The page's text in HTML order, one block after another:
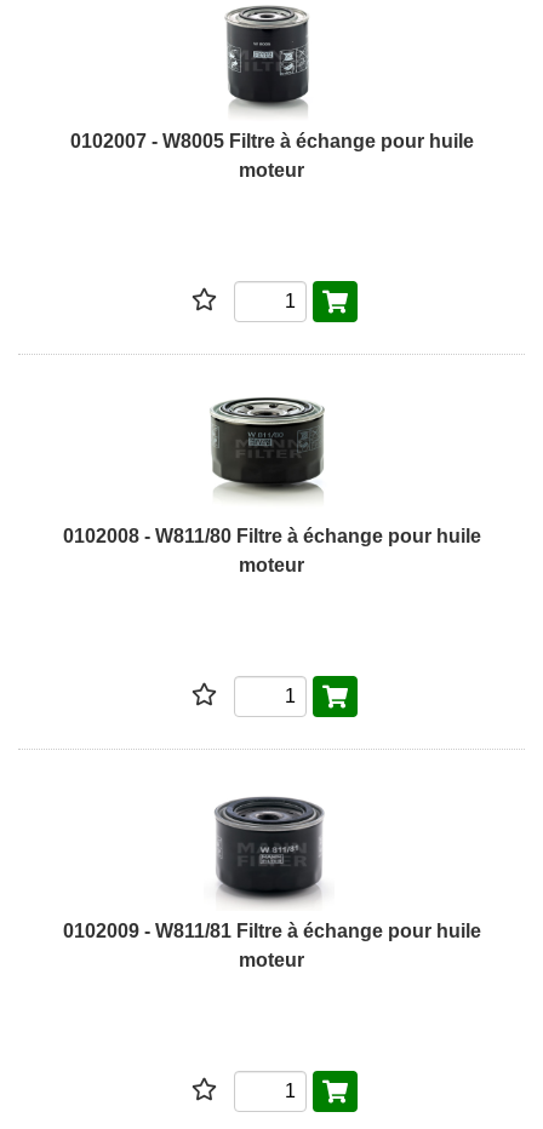
0102007 - W8005 Filtre à échange pour huile
moteur
0102008 - W811/80 Filtre à échange pour huile
moteur
0102009 - W811/81 Filtre à échange pour huile
moteur